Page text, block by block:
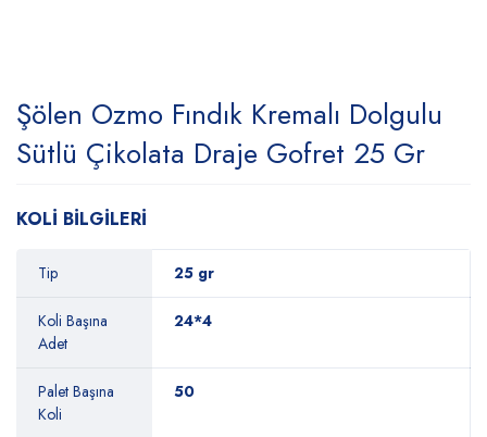
Şölen Ozmo Fındık Kremalı Dolgulu
Sütlü Çikolata Draje Gofret 25 Gr
KOLİ BİLGİLERİ
Tip 25 gr
Koli Başına
Adet
24*4
Palet Başına
Koli
50